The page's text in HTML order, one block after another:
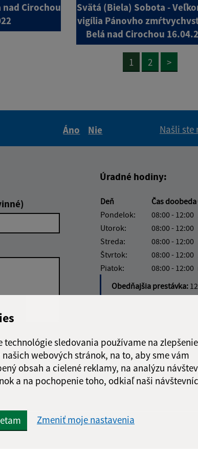
technológie sledovania používame na
webových stránok, na to, aby sme vám
obsah a cielené reklamy, na analýzu
a na pochopenie toho, odkiaľ naši
Zmeniť moje nastavenia
nad Cirochou
Svätá (Biela) Sobota -
vigília Pánovho
Belá nad Cirochou
1 2 >
Áno
Nie
Našli ste
reCaptcha Response
Odoslať
správu
Úradné hodiny:
Deň Čas doobeda
Pondelok:
08:00 - 12:00
Utorok:
08:00 - 12:00
Streda:
08:00 - 12:00
Štvrtok:
08:00 - 12:00
Piatok:
08:00 - 12:00
Obedňajšia prestávka: